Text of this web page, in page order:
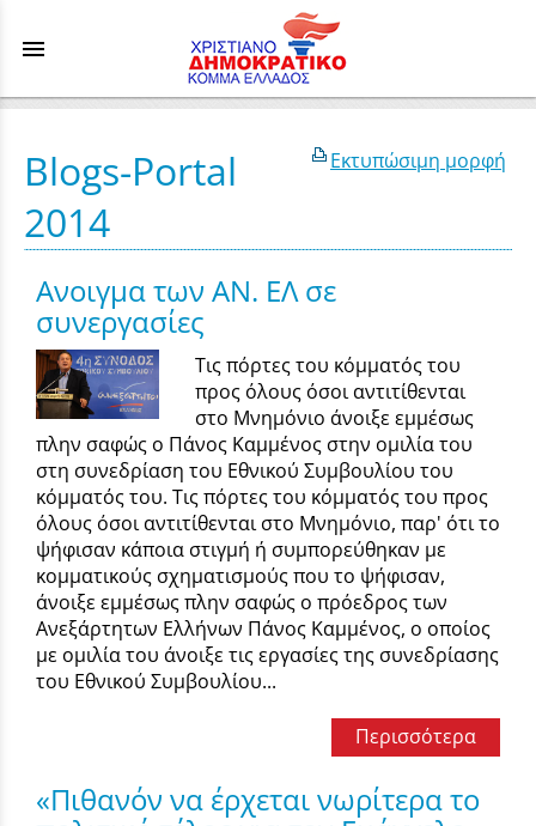
menu
Εκτυπώσιμη μορφή
Blogs-Portal
2014
Ανοιγμα των ΑΝ. ΕΛ σε
συνεργασίες
Tις πόρτες του κόμματός του
προς όλους όσοι αντιτίθενται
στο Μνημόνιο άνοιξε εμμέσως
πλην σαφώς ο Πάνος Καμμένος στην ομιλία του
στη συνεδρίαση του Εθνικού Συμβουλίου του
κόμματός του. Tις πόρτες του κόμματός του προς
όλους όσοι αντιτίθενται στο Μνημόνιο, παρ' ότι το
ψήφισαν κάποια στιγμή ή συμπορεύθηκαν με
κομματικούς σχηματισμούς που το ψήφισαν,
άνοιξε εμμέσως πλην σαφώς ο πρόεδρος των
Ανεξάρτητων Ελλήνων Πάνος Καμμένος, ο οποίος
με ομιλία του άνοιξε τις εργασίες της συνεδρίασης
του Εθνικού Συμβουλίου...
Περισσότερα
«Πιθανόν να έρχεται νωρίτερα το